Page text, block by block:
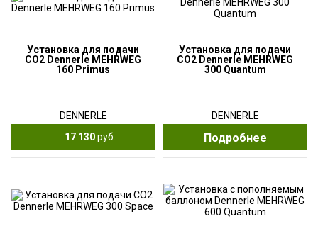
Установка для подачи
СО2 Dennerle MEHRWEG
160 Primus
DENNERLE
17 130руб.
Установка для подачи
СО2 Dennerle MEHRWEG
300 Quantum
DENNERLE
Подробнее